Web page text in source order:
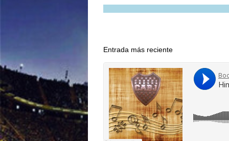
Entrada más reciente